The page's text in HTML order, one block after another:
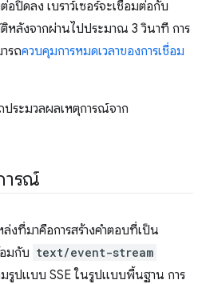
ปิดลง เบราว์เซอร์จะเชื่อมต่อกับ
หลังจากผ่านไปประมาณ 3 วินาที การ
รถควบคุมการหมดเวลาของการเชื่อม
ประมวลผลเหตุการณ์จาก
ารณ์
งที่มาคือการสร้างคำตอบที่เป็น
มกับ text/event-stream
รูปแบบ SSE ในรูปแบบพื้นฐาน การ